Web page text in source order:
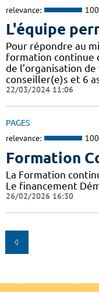
relevance:
L'équipe
Pour répondre au
formation continue
de l’organisation
conseiller(e)s et 6
22/03/2024 11:06
PAGES
relevance:
Formation
La Formation
Le financement
26/02/2026 16:30